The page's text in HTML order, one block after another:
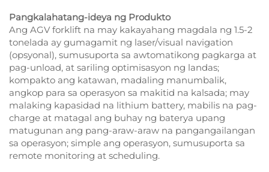
Pangkalahatang-ideya ng Produkto
Ang AGV forklift na may kakayahang magdala ng 1.5-2
tonelada ay gumagamit ng laser/visual navigation
(opsyonal), sumusuporta sa awtomatikong pagkarga at
pag-unload, at sariling optimisasyon ng landas;
kompakto ang katawan, madaling manumbalik,
angkop para sa operasyon sa makitid na kalsada; may
malaking kapasidad na lithium battery, mabilis na pag-
charge at matagal ang buhay ng baterya upang
matugunan ang pang-araw-araw na pangangailangan
sa operasyon; simple ang operasyon, sumusuporta sa
remote monitoring at scheduling.